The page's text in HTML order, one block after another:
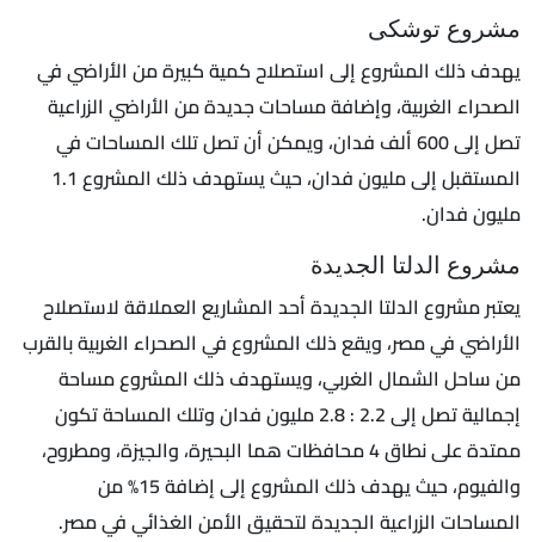
مشروع توشكى
يهدف ذلك المشروع إلى استصلاح كمية كبيرة من الأراضي في
الصحراء الغربية، وإضافة مساحات جديدة من الأراضي الزراعية
تصل إلى 600 ألف فدان، ويمكن أن تصل تلك المساحات في
المستقبل إلى مليون فدان، حيث يستهدف ذلك المشروع 1.1
مليون فدان.
مشروع الدلتا الجديدة
يعتبر مشروع الدلتا الجديدة أحد المشاريع العملاقة لاستصلاح
الأراضي في مصر، ويقع ذلك المشروع في الصحراء الغربية بالقرب
من ساحل الشمال الغربي، ويستهدف ذلك المشروع مساحة
إجمالية تصل إلى 2.2 : 2.8 مليون فدان وتلك المساحة تكون
ممتدة على نطاق 4 محافظات هما البحيرة، والجيزة، ومطروح،
والفيوم، حيث يهدف ذلك المشروع إلى إضافة 15% من
المساحات الزراعية الجديدة لتحقيق الأمن الغذائي في مصر.